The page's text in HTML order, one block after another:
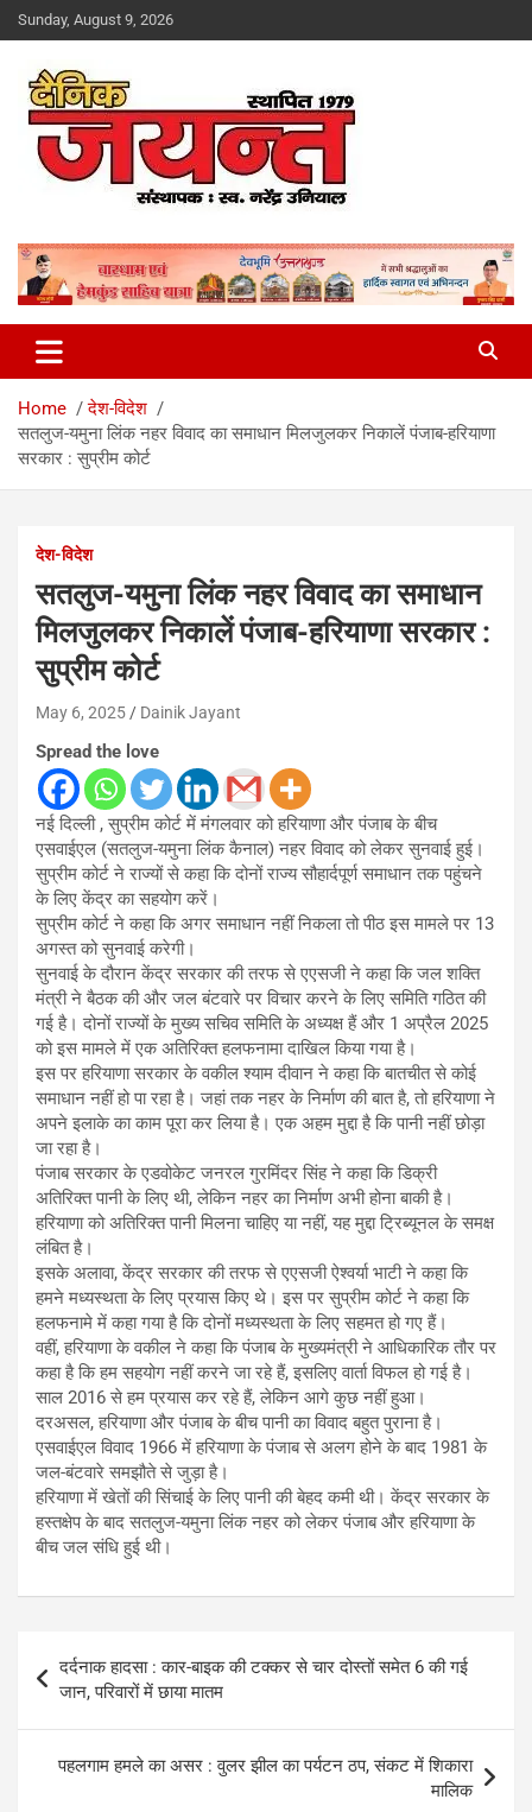
Skip
to
Sunday, August 9, 2026
Dainik Jayant
Home
देश-विदेश
सतलुज-यमुना लिंक नहर विवाद का समाधान मिलजुलकर निकालें पंजाब-हरियाणा
सरकार : सुप्रीम कोर्ट
देश-विदेश
सतलुज-यमुना लिंक नहर विवाद का समाधान
मिलजुलकर निकालें पंजाब-हरियाणा सरकार :
सुप्रीम कोर्ट
May 6, 2025 Dainik Jayant
Spread the love
नई दिल्ली , सुप्रीम कोर्ट में मंगलवार को हरियाणा और पंजाब के बीच
एसवाईएल (सतलुज-यमुना लिंक कैनाल) नहर विवाद को लेकर सुनवाई हुई।
सुप्रीम कोर्ट ने राज्यों से कहा कि दोनों राज्य सौहार्दपूर्ण समाधान तक पहुंचने
के लिए केंद्र का सहयोग करें।
सुप्रीम कोर्ट ने कहा कि अगर समाधान नहीं निकला तो पीठ इस मामले पर 13
अगस्त को सुनवाई करेगी।
सुनवाई के दौरान केंद्र सरकार की तरफ से एएसजी ने कहा कि जल शक्ति
मंत्री ने बैठक की और जल बंटवारे पर विचार करने के लिए समिति गठित की
गई है। दोनों राज्यों के मुख्य सचिव समिति के अध्यक्ष हैं और 1 अप्रैल 2025
को इस मामले में एक अतिरिक्त हलफनामा दाखिल किया गया है।
इस पर हरियाणा सरकार के वकील श्याम दीवान ने कहा कि बातचीत से कोई
समाधान नहीं हो पा रहा है। जहां तक नहर के निर्माण की बात है, तो हरियाणा ने
अपने इलाके का काम पूरा कर लिया है। एक अहम मुद्दा है कि पानी नहीं छोड़ा
जा रहा है।
पंजाब सरकार के एडवोकेट जनरल गुरमिंदर सिंह ने कहा कि डिक्री
अतिरिक्त पानी के लिए थी, लेकिन नहर का निर्माण अभी होना बाकी है।
हरियाणा को अतिरिक्त पानी मिलना चाहिए या नहीं, यह मुद्दा ट्रिब्यूनल के समक्ष
लंबित है।
इसके अलावा, केंद्र सरकार की तरफ से एएसजी ऐश्वर्या भाटी ने कहा कि
हमने मध्यस्थता के लिए प्रयास किए थे। इस पर सुप्रीम कोर्ट ने कहा कि
हलफनामे में कहा गया है कि दोनों मध्यस्थता के लिए सहमत हो गए हैं।
वहीं, हरियाणा के वकील ने कहा कि पंजाब के मुख्यमंत्री ने आधिकारिक तौर पर
कहा है कि हम सहयोग नहीं करने जा रहे हैं, इसलिए वार्ता विफल हो गई है।
साल 2016 से हम प्रयास कर रहे हैं, लेकिन आगे कुछ नहीं हुआ।
दरअसल, हरियाणा और पंजाब के बीच पानी का विवाद बहुत पुराना है।
एसवाईएल विवाद 1966 में हरियाणा के पंजाब से अलग होने के बाद 1981 के
जल-बंटवारे समझौते से जुड़ा है।
हरियाणा में खेतों की सिंचाई के लिए पानी की बेहद कमी थी। केंद्र सरकार के
हस्तक्षेप के बाद सतलुज-यमुना लिंक नहर को लेकर पंजाब और हरियाणा के
बीच जल संधि हुई थी।
Post
navigation
दर्दनाक हादसा : कार-बाइक की टक्कर से चार दोस्तों समेत 6 की गई
जान, परिवारों में छाया मातम
पहलगाम हमले का असर : वुलर झील का पर्यटन ठप, संकट में शिकारा
मालिक